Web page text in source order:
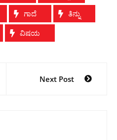
ಗಾದೆ
ತಿನ್ನು
ವಿಷಯ
Next Post